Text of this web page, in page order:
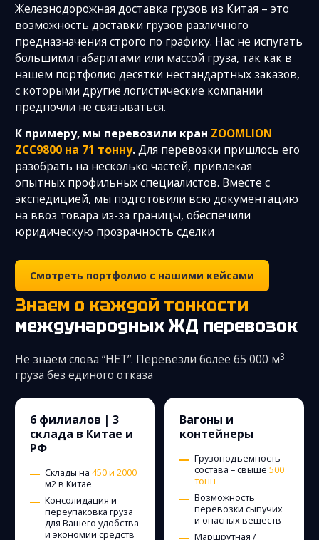
Железнодорожная доставка грузов из Китая – это
возможность доставки грузов различного
предназначения строго по графику. Нас не испугать
большими габаритами или массой груза, так как в
нашем портфолио десятки нестандартных заказов,
с которыми другие логистические компании
предпочли не связываться.
К примеру, мы перевозили кран ZOOMLION
ZCC9800 на 71 тонну.Для перевозки пришлось его
разобрать на несколько частей, привлекая
опытных профильных специалистов. Вместе с
экспедицией, мы подготовили всю документацию
на ввоз товара из-за границы, обеспечили
юридическую прозрачность сделки
Смотреть портфолио с нашими кейсами
Знаем о каждой тонкости
международных ЖД перевозок
Не знаем слова “НЕТ”. Перевезли более 65 000 м3
груза без единого отказа
6 филиалов | 3
склада в Китае и
РФ
Склады на 450 и 2000
м2 в Китае
Консолидация и
переупаковка груза
для Вашего удобства
и экономии средств
Вагоны и
контейнеры
Грузоподъемность
состава – свыше 500
тонн
Возможность
перевозки сыпучих
и опасных веществ
Маршрутная /